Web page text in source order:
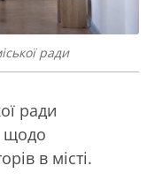
ради
ради
щодо
в місті.